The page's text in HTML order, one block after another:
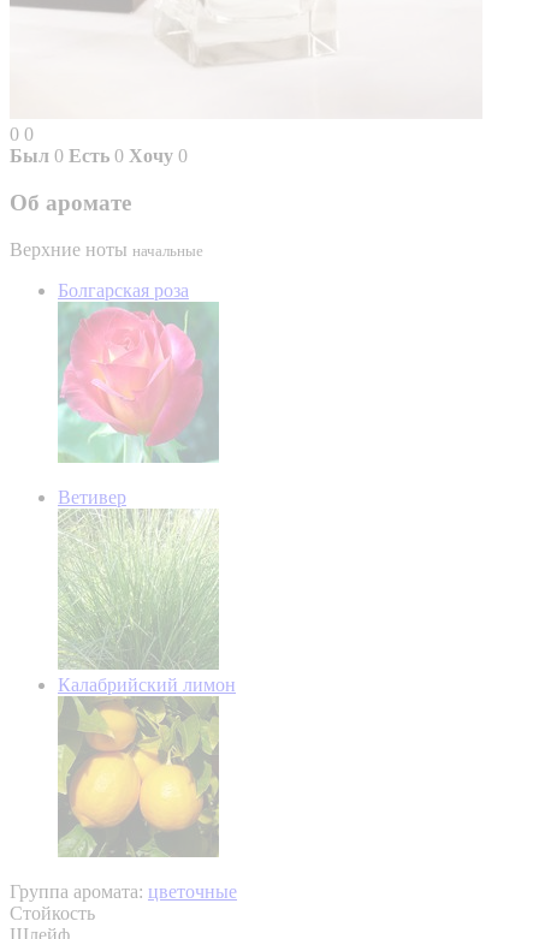
0 0
Был 0 Есть 0 Хочу 0
Об аромате
Верхние ноты начальные
Болгарская роза
Ветивер
Калабрийский лимон
Группа аромата: цветочные
Стойкость
Шлейф